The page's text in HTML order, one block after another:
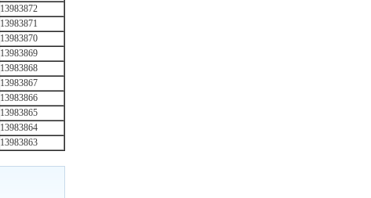
13983872
13983871
13983870
13983869
13983868
13983867
13983866
13983865
13983864
13983863